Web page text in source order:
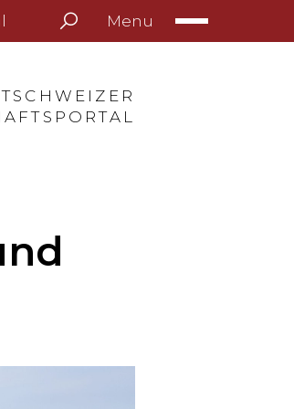
Menu